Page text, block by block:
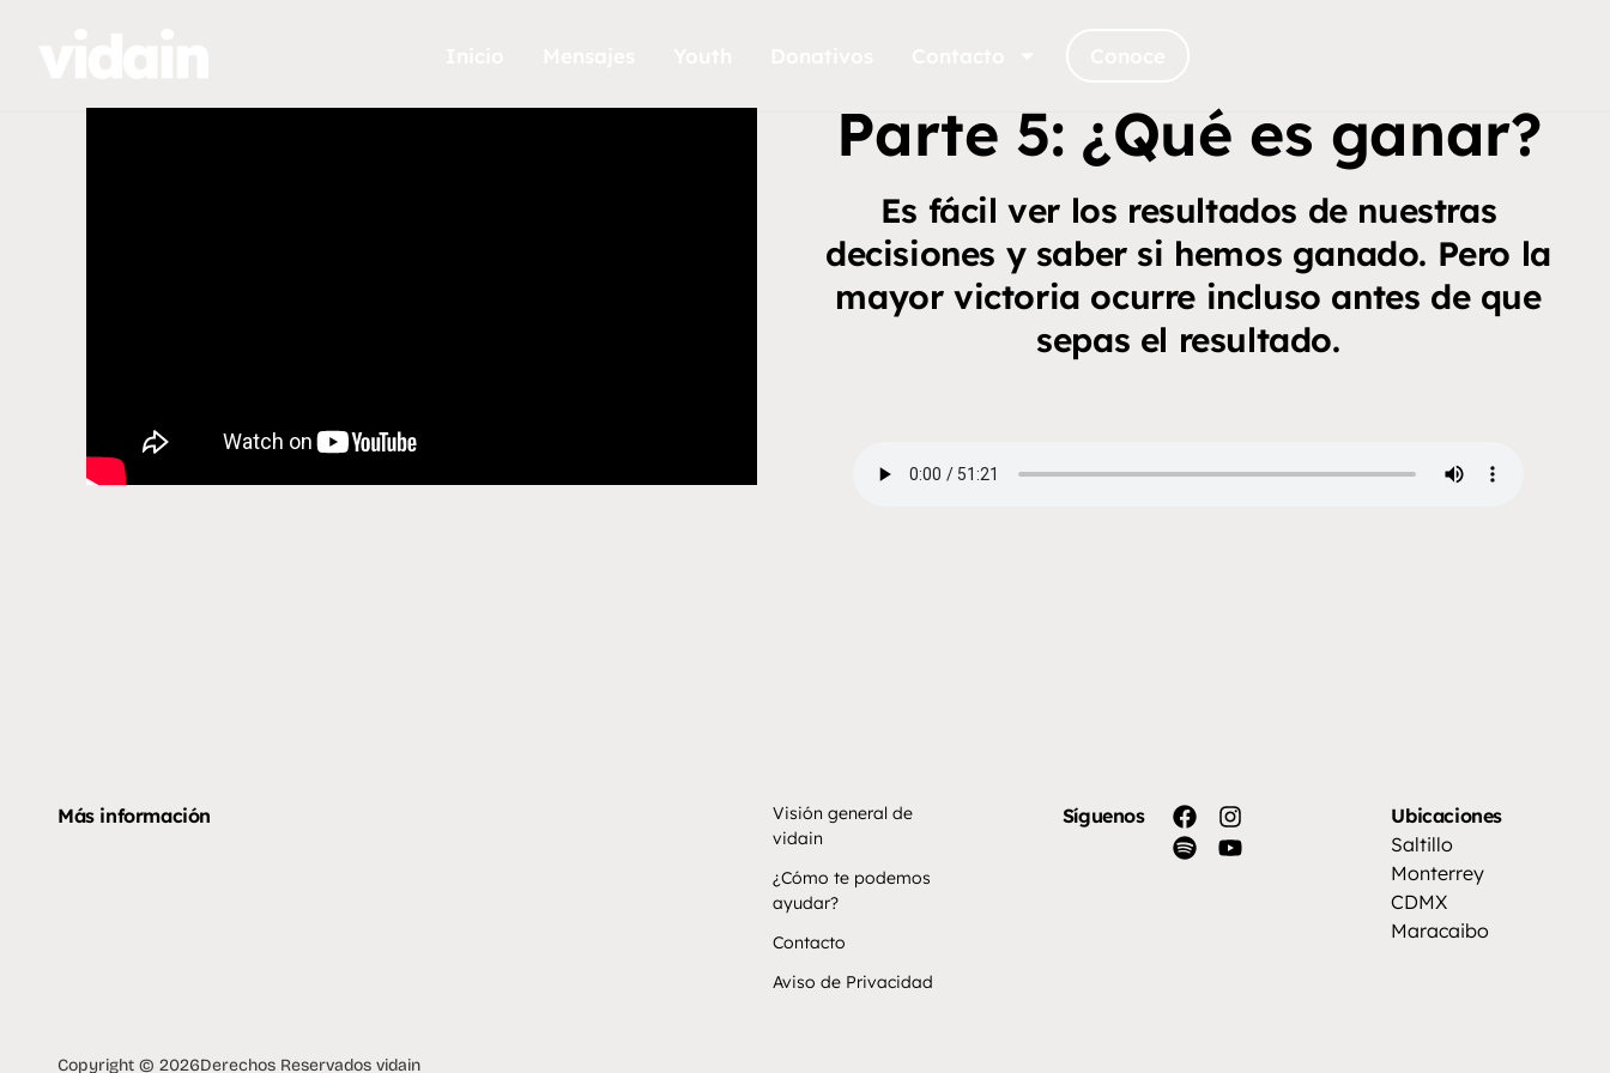
Parte 5: ¿Qué es ganar?
Es fácil ver los resultados de nuestras
decisiones y saber si hemos ganado. Pero la
mayor victoria ocurre incluso antes de que
sepas el resultado.
Más información
Visión general de
vidain
¿Cómo te podemos
ayudar?
Contacto
Aviso de Privacidad
Síguenos
Ubicaciones
Saltillo
Monterrey
CDMX
Maracaibo
Copyright © 2026Derechos Reservados vidain